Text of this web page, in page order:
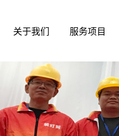
关于我们 服务项目